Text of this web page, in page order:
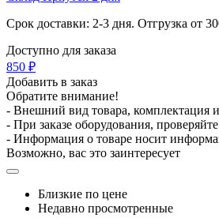
Срок доставки: 2-3 дня. Отгрузка от
Доступно для заказа
‍850‍ ₽
Добавить в заказ
Обратите внимание!
- Внешний вид товара, комплектация и
- При заказе оборудования,
- Информация о товаре носит
Возможно, вас это заинтересует
Близкие по цене
Недавно просмотренные